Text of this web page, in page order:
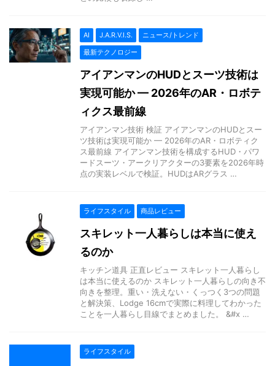
AI J.A.R.V.I.S.
ニュース/トレンド
最新テクノロジー
アイアンマンのHUDとスーツ技術は
実現可能か — 2026年のAR・ロボテ
ィクス最前線
アイアンマン技術 検証 アイアンマンのHUDとスー
ツ技術は実現可能か — 2026年のAR・ロボティク
ス最前線 アイアンマン技術を構成するHUD・パワ
ードスーツ・アークリアクターの3要素を2026年時
点の実装レベルで検証。HUDはARグラス …
ライフスタイル 商品レビュー
スキレット一人暮らしは本当に使え
るのか
キッチン道具 正直レビュー スキレット一人暮らし
は本当に使えるのか スキレット一人暮らしの向き不
向きを整理。重い・洗えない・くっつく3つの問題
と解決策、Lodge 16cmで実際に料理してわかった
ことを一人暮らし目線でまとめました。 &#x …
ライフスタイル